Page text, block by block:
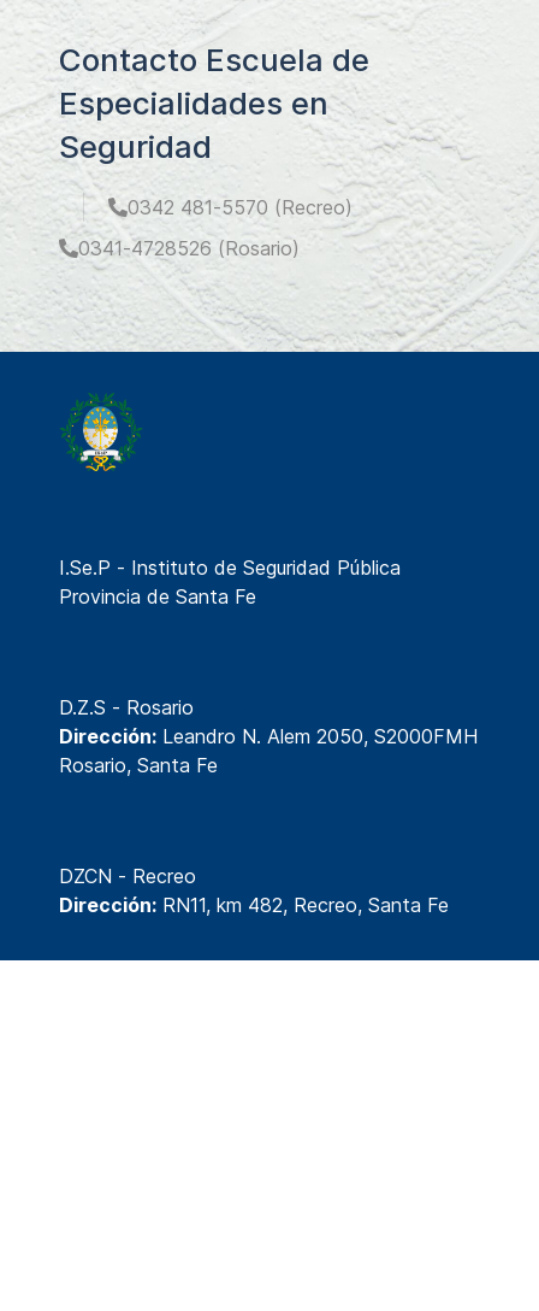
Contacto Escuela de
Especialidades en
Seguridad
0342 481-5570 (Recreo)
0341-4728526 (Rosario)
I.Se.P - Instituto de Seguridad Pública
Provincia de Santa Fe
D.Z.S - Rosario
Dirección: Leandro N. Alem 2050, S2000FMH
Rosario, Santa Fe
DZCN - Recreo
Dirección: RN11, km 482, Recreo, Santa Fe